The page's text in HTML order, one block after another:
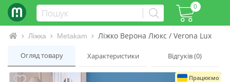
0
Інтернет-магазин матраців та ліжок
Ліжка Metakam Ліжко Верона Люкс / Verona Lux
Огляд товару Характеристики Відгуків (0)
Працюємо